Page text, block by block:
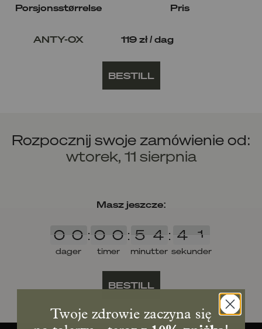
Porsjonsstørrelse Pris
ANTY-OX 119 zł / dag
BESTILL
Rozpocznij swoje zamówienie od:
wtorek, 11 sierpnia
Masz jeszcze:
dager
0
0 0
0 :
timer
0
0 0
0 :
minutter
5
5 4
4 :
sekunder
4
4 1
1
BESTILL
Twoje zdrowie zaczyna się